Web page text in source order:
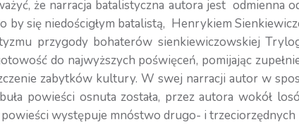
że narracja batalistyczna autora jest odmienna
by się niedościgłym batalistą, Henrykiem
przygody bohaterów sienkiewiczowskiej
do najwyższych poświęceń, pomijając
zabytków kultury. W swej narracji autor w
powieści osnuta została, przez autora wokół
występuje mnóstwo drugo- i